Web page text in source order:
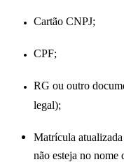
Cartão CNPJ;
CPF;
RG ou outro
legal);
Matrícula
não esteja no nome